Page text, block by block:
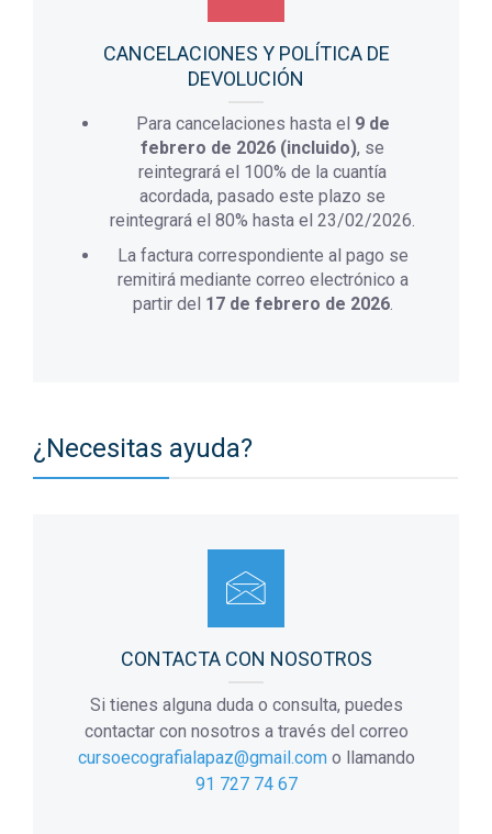
CANCELACIONES Y POLÍTICA DE
DEVOLUCIÓN
Para cancelaciones hasta el 9 de
febrero de 2026 (incluido), se
reintegrará el 100% de la cuantía
acordada, pasado este plazo se
reintegrará el 80% hasta el 23/02/2026.
La factura correspondiente al pago se
remitirá mediante correo electrónico a
partir del 17 de febrero de 2026.
¿Necesitas ayuda?
CONTACTA CON NOSOTROS
Si tienes alguna duda o consulta, puedes
contactar con nosotros a través del correo
cursoecografialapaz@gmail.como llamando
91 727 74 67